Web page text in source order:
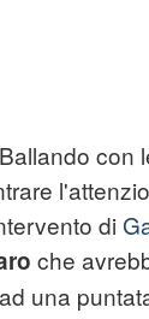
con
di
che
una